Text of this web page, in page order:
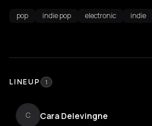
pop indie pop electronic indie
LINEUP 1
C Cara Delevingne